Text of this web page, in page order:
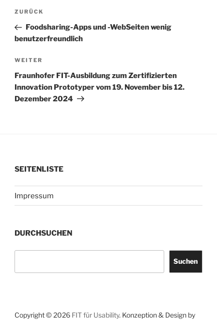
Beitragsnavigation
Vorheriger
Beitrag
ZURÜCK
Foodsharing-Apps und -WebSeiten wenig
benutzerfreundlich
Nächster
Beitrag
WEITER
Fraunhofer FIT-Ausbildung zum Zertifizierten
Innovation Prototyper vom 19. November bis 12.
Dezember 2024
SEITENLISTE
Impressum
DURCHSUCHEN
Suchen
Copyright © 2026 FIT für Usability. Konzeption & Design by